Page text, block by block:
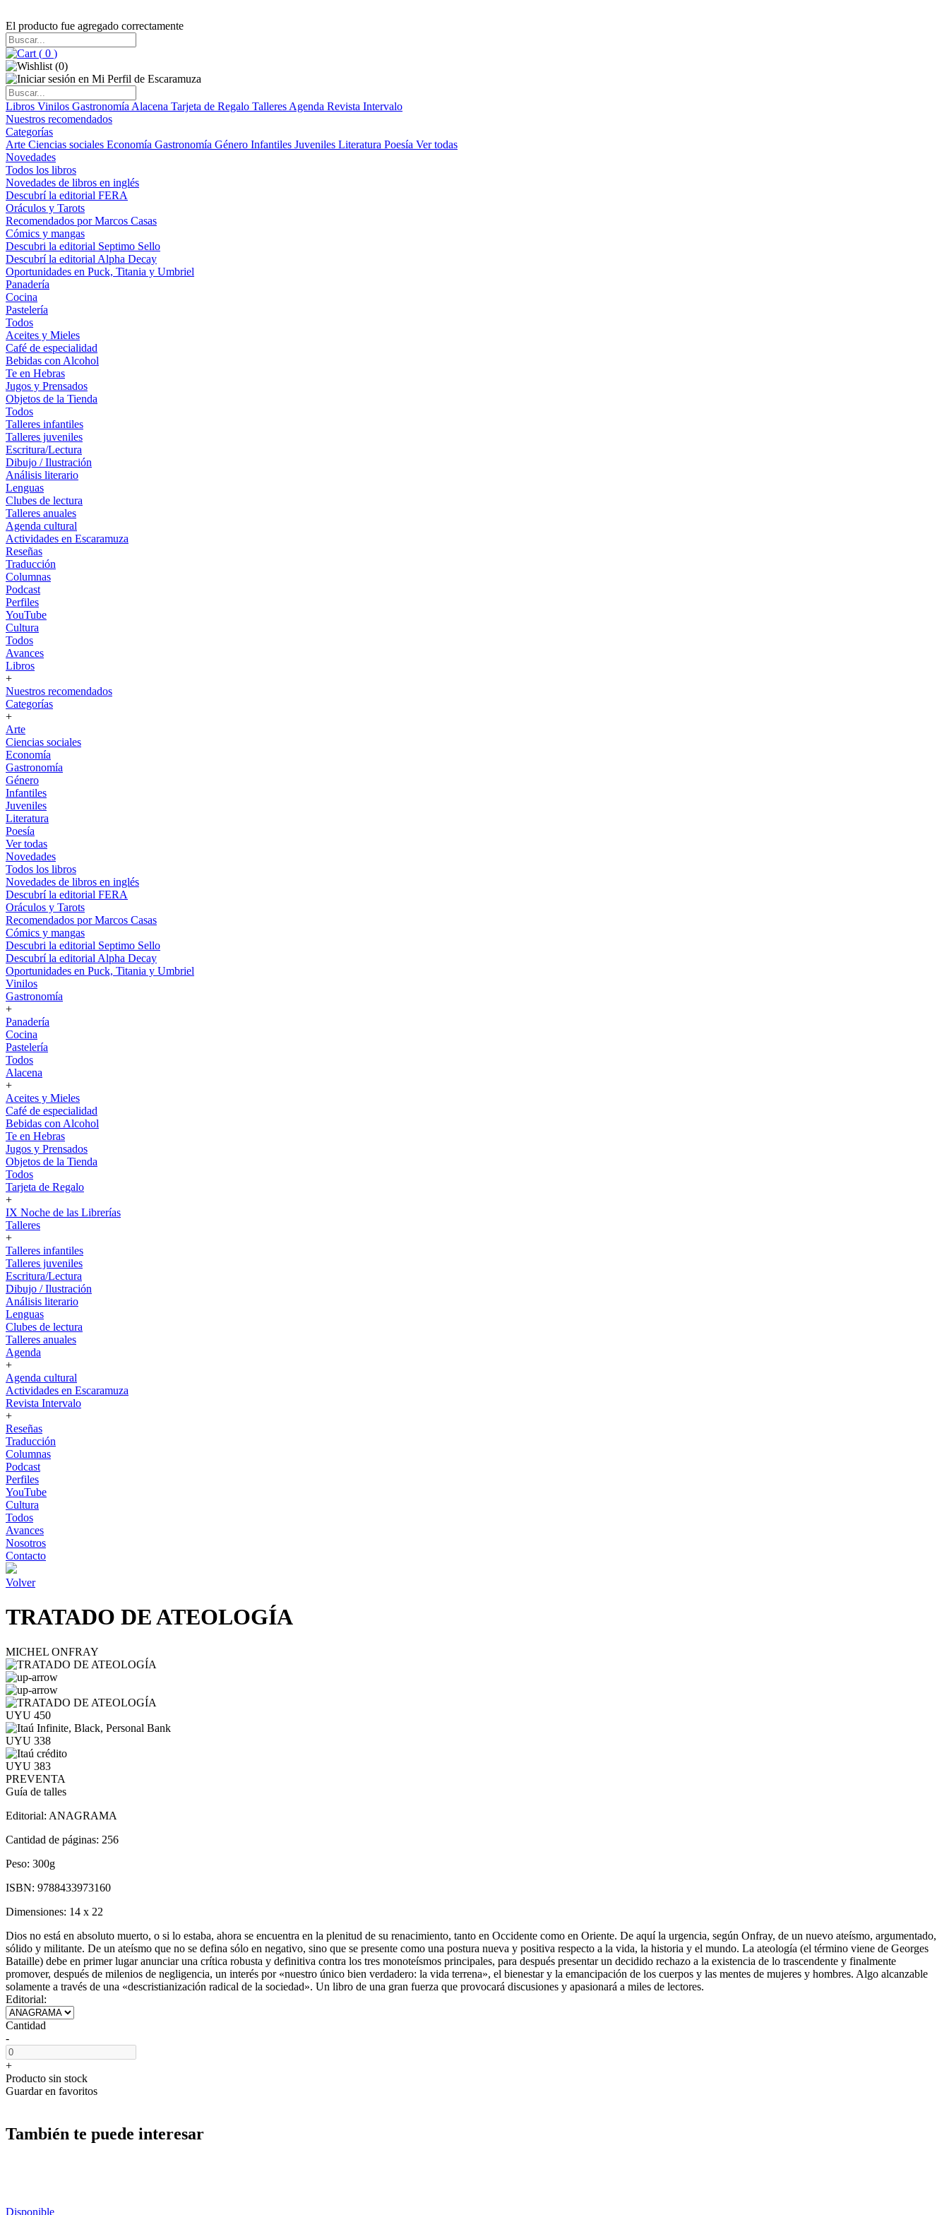
El producto fue agregado correctamente
( 0 )
(0)
Libros Vinilos Gastronomía Alacena Tarjeta de Regalo Talleres Agenda Revista Intervalo
Nuestros recomendados
Categorías
Arte Ciencias sociales Economía Gastronomía Género Infantiles Juveniles Literatura Poesía Ver todas
Novedades
Todos los libros
Novedades de libros en inglés
Descubrí la editorial FERA
Oráculos y Tarots
Recomendados por Marcos Casas
Cómics y mangas
Descubri la editorial Septimo Sello
Descubrí la editorial Alpha Decay
Oportunidades en Puck, Titania y Umbriel
Panadería
Cocina
Pastelería
Todos
Aceites y Mieles
Café de especialidad
Bebidas con Alcohol
Te en Hebras
Jugos y Prensados
Objetos de la Tienda
Todos
Talleres infantiles
Talleres juveniles
Escritura/Lectura
Dibujo / Ilustración
Análisis literario
Lenguas
Clubes de lectura
Talleres anuales
Agenda cultural
Actividades en Escaramuza
Reseñas
Traducción
Columnas
Podcast
Perfiles
YouTube
Cultura
Todos
Avances
Libros
+
Nuestros recomendados
Categorías
+
Arte
Ciencias sociales
Economía
Gastronomía
Género
Infantiles
Juveniles
Literatura
Poesía
Ver todas
Novedades
Todos los libros
Novedades de libros en inglés
Descubrí la editorial FERA
Oráculos y Tarots
Recomendados por Marcos Casas
Cómics y mangas
Descubri la editorial Septimo Sello
Descubrí la editorial Alpha Decay
Oportunidades en Puck, Titania y Umbriel
Vinilos
Gastronomía
+
Panadería
Cocina
Pastelería
Todos
Alacena
+
Aceites y Mieles
Café de especialidad
Bebidas con Alcohol
Te en Hebras
Jugos y Prensados
Objetos de la Tienda
Todos
Tarjeta de Regalo
+
IX Noche de las Librerías
Talleres
+
Talleres infantiles
Talleres juveniles
Escritura/Lectura
Dibujo / Ilustración
Análisis literario
Lenguas
Clubes de lectura
Talleres anuales
Agenda
+
Agenda cultural
Actividades en Escaramuza
Revista Intervalo
+
Reseñas
Traducción
Columnas
Podcast
Perfiles
YouTube
Cultura
Todos
Avances
Nosotros
Contacto
Volver
TRATADO DE ATEOLOGÍA
MICHEL ONFRAY
UYU 450
UYU 338
UYU 383
PREVENTA
Guía de talles
Editorial: ANAGRAMA
Cantidad de páginas: 256
Peso: 300g
ISBN: 9788433973160
Dimensiones: 14 x 22
Dios no está en absoluto muerto, o si lo estaba, ahora se encuentra en la plenitud de su renacimiento, tanto en Occidente como en Oriente. De aquí la urgencia, según Onfray, de un nuevo ateísmo, argumentado,
sólido y militante. De un ateísmo que no se defina sólo en negativo, sino que se presente como una postura nueva y positiva respecto a la vida, la historia y el mundo. La ateología (el término viene de Georges
Bataille) debe en primer lugar anunciar una crítica robusta y definitiva contra los tres monoteísmos principales, para después presentar un decidido rechazo a la existencia de lo trascendente y finalmente
promover, después de milenios de negligencia, un interés por «nuestro único bien verdadero: la vida terrena», el bienestar y la emancipación de los cuerpos y las mentes de mujeres y hombres. Algo alcanzable
solamente a través de una «descristianización radical de la sociedad». Un libro de una gran fuerza que provocará discusiones y apasionará a miles de lectores.
Editorial:
Cantidad
-
+
Producto sin stock
Guardar en favoritos
También te puede interesar
Disponible